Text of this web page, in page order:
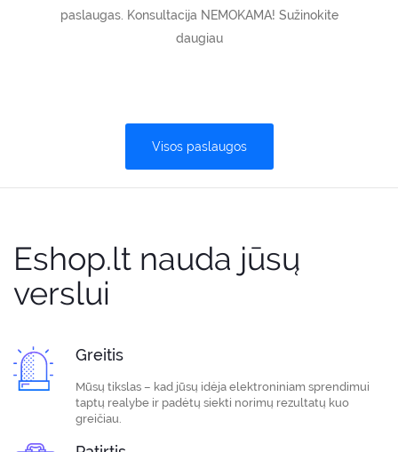
paslaugas. Konsultacija NEMOKAMA! Sužinokite
daugiau
Visos paslaugos
Eshop.lt nauda jūsų
verslui
Greitis
Mūsų tikslas – kad jūsų idėja elektroniniam sprendimui
taptų realybe ir padėtų siekti norimų rezultatų kuo
greičiau.